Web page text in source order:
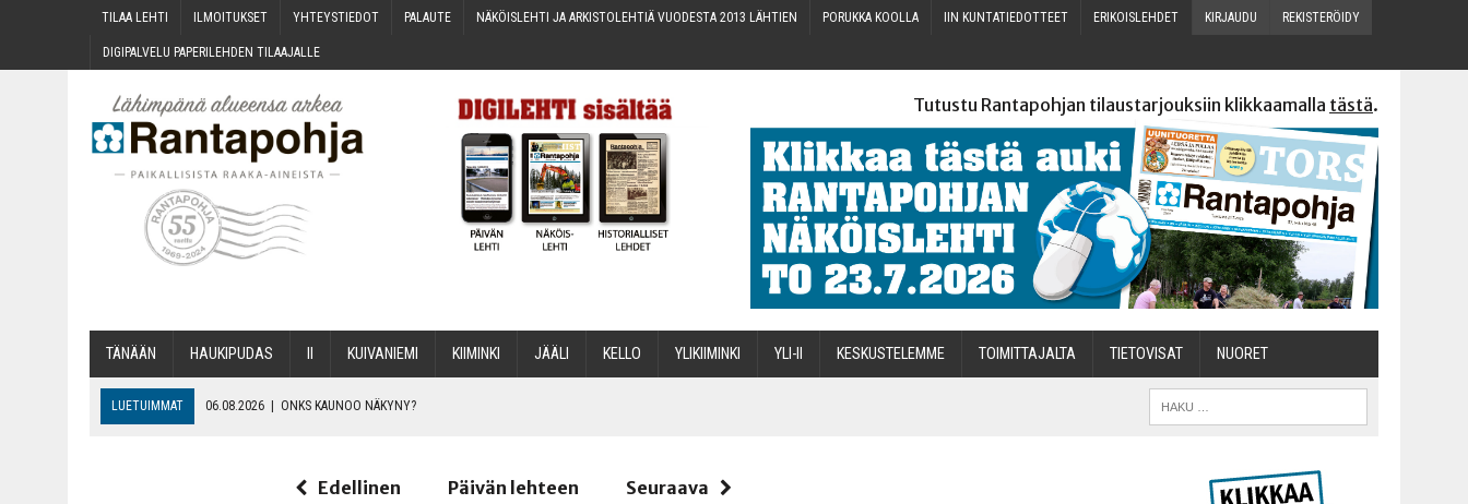
TILAA LEH­TI ILMOI­TUK­SET YHTEYS­TIE­DOT PALAU­TE NÄKÖIS­LEH­TI JA ARKIS­TO­LEH­TIÄ VUO­DES­TA 2013 LÄHTIEN PORUK­KA KOOLLA IIN KUN­TA­TIE­DOT­TEET ERI­KOIS­LEH­DET KIR­JAU­DU REKIS­TE­RÖI­DY
DIGI­PAL­VE­LU PAPE­RI­LEH­DEN TILAAJALLE
Tutustu Rantapohjan tilaustarjouksiin klikkaamalla tästä.
TÄNÄÄN HAU­KI­PU­DAS KUI­VA­NIE­MI KII­MIN­KI JÄÄ­LI KEL­LO YLI­KII­MIN­KI YLI-II KES­KUS­TE­LEM­ME TOI­MIT­TA­JAL­TA TIETOVISAT NUO­RET
LUETUIMMAT 06.08.2026 | ONKS KAU­NOO NÄKYNY?
OPIN­TOI­HIN KAN­SA­LAIS­OPIS­TOS­SA VOI SAA­DA AVUSTUSTA
Edellinen Päivän lehteen Seuraava